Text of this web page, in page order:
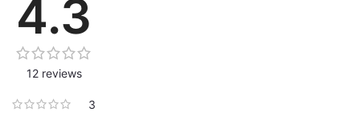
4.3
12 reviews
3